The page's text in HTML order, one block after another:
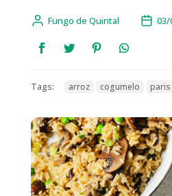
Fungo de Quintal 03/
Tags: arroz cogumelo paris